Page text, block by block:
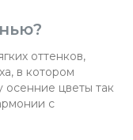
оттенков,
в котором
осенние цветы так
с